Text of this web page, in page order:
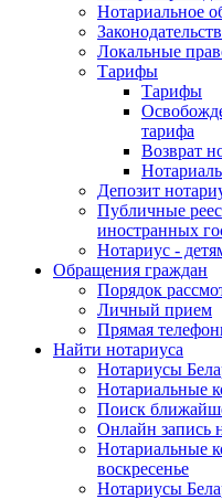
Нотариальное
Локальные
Тарифы
Тарифы
тарифа
Возврат
Депозит
Публичные
иностранных
Нотариус -
Обращения граждан
Порядок
Личный прием
Прямая
Найти нотариуса
Нотариусы
Нотариальные
Поиск
Онлайн запись
Нотариальные
воскресенье
Нотариусы